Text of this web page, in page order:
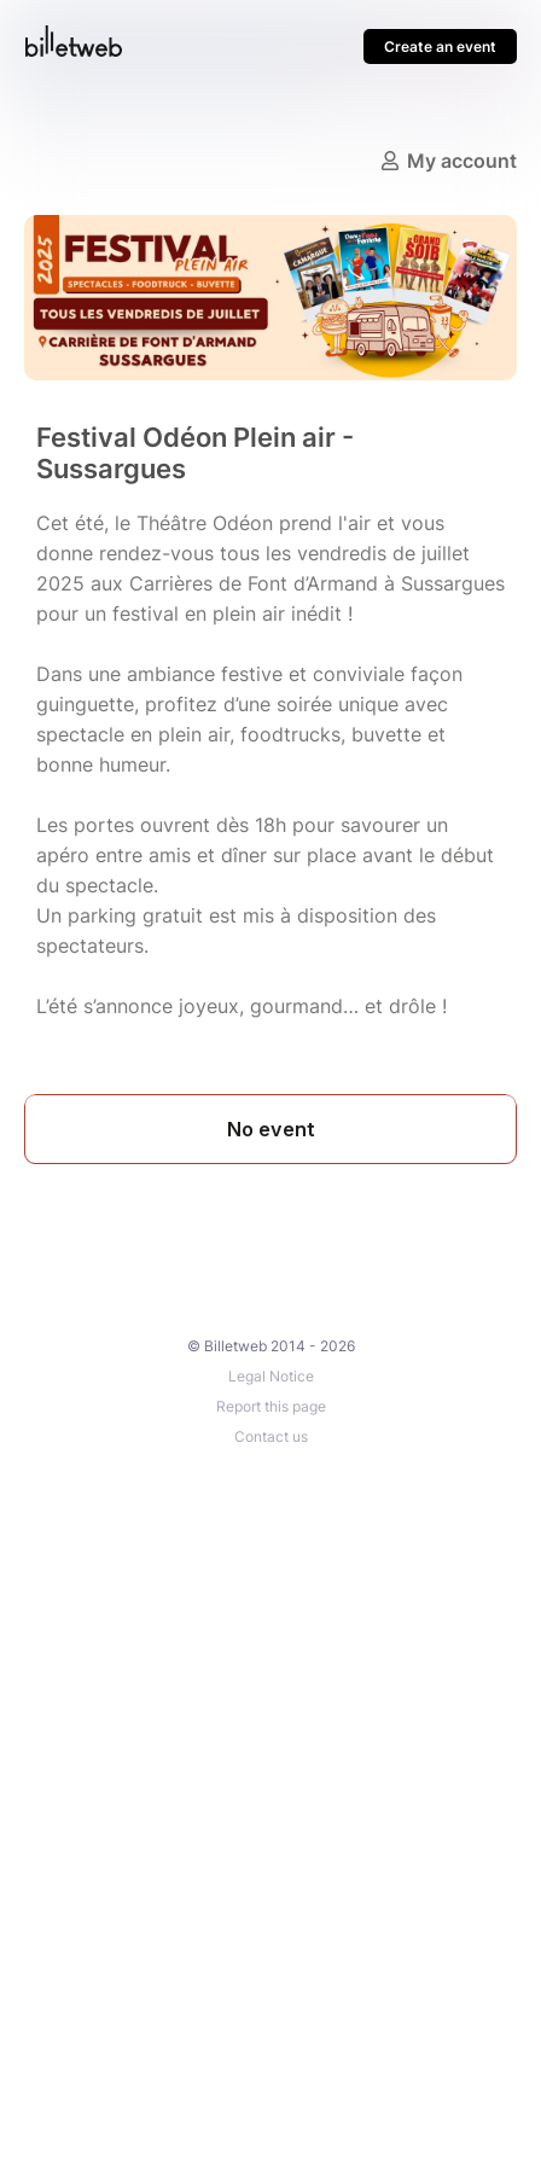
Create an event
My account
Festival Odéon Plein air -
Sussargues
Cet été, le Théâtre Odéon prend l'air et vous
donne rendez-vous tous les vendredis de juillet
2025 aux Carrières de Font d’Armand à Sussargues
pour un festival en plein air inédit !
Dans une ambiance festive et conviviale façon
guinguette, profitez d’une soirée unique avec
spectacle en plein air, foodtrucks, buvette et
bonne humeur.
Les portes ouvrent dès 18h pour savourer un
apéro entre amis et dîner sur place avant le début
du spectacle.
Un parking gratuit est mis à disposition des
spectateurs.
L’été s’annonce joyeux, gourmand… et drôle !
© Billetweb 2014 - 2026
Legal Notice
Report this page
Contact us